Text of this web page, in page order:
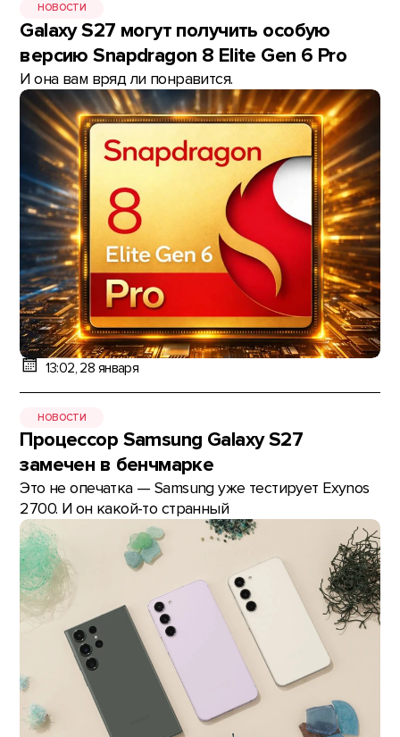
НОВОСТИ
Galaxy S27 могут получить особую
версию Snapdragon 8 Elite Gen 6 Pro
И она вам вряд ли понравится.
13:02, 28 января
НОВОСТИ
Процессор Samsung Galaxy S27
замечен в бенчмарке
Это не опечатка — Samsung уже тестирует Exynos
2700. И он какой-то странный